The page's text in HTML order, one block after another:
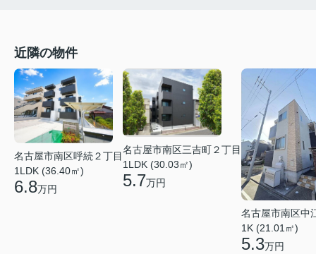
近隣の物件
名古屋市南区呼続２丁目
1LDK (36.40㎡)
6.8万円
名古屋市南区三吉町２丁目
1LDK (30.03㎡)
5.7万円
名古屋市南区中
1K (21.01㎡)
5.3万円